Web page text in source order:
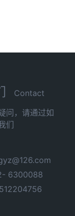
Contact
问，请通过如
们
6300088